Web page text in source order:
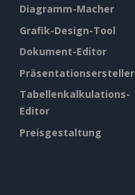
Diagramm-Macher
Grafik-Design-Tool
Dokument-Editor
Präsentationsersteller
Tabellenkalkulations-
Editor
Preisgestaltung